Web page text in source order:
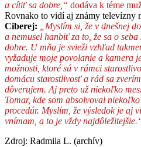
a cítiť sa dobre,“ dodáva k téme
Rovnako to vidí aj známy televízny
Ciberej:
„Myslím si, že v dnešnej
a nemusel hanbiť za to, že sa o
dobre. U mňa je svieži vzhľad
vyžaduje moje povolanie a kamera
možnosti, ktoré sú v rámci
domácu starostlivosť a rád sa
dôverujem. Aj preto už niekoľko
Tomar, kde som absolvoval
procedúr. Myslím, že výsledok je aj
vnímam, a to je vždy
Zdroj: Radmila L. (archív)